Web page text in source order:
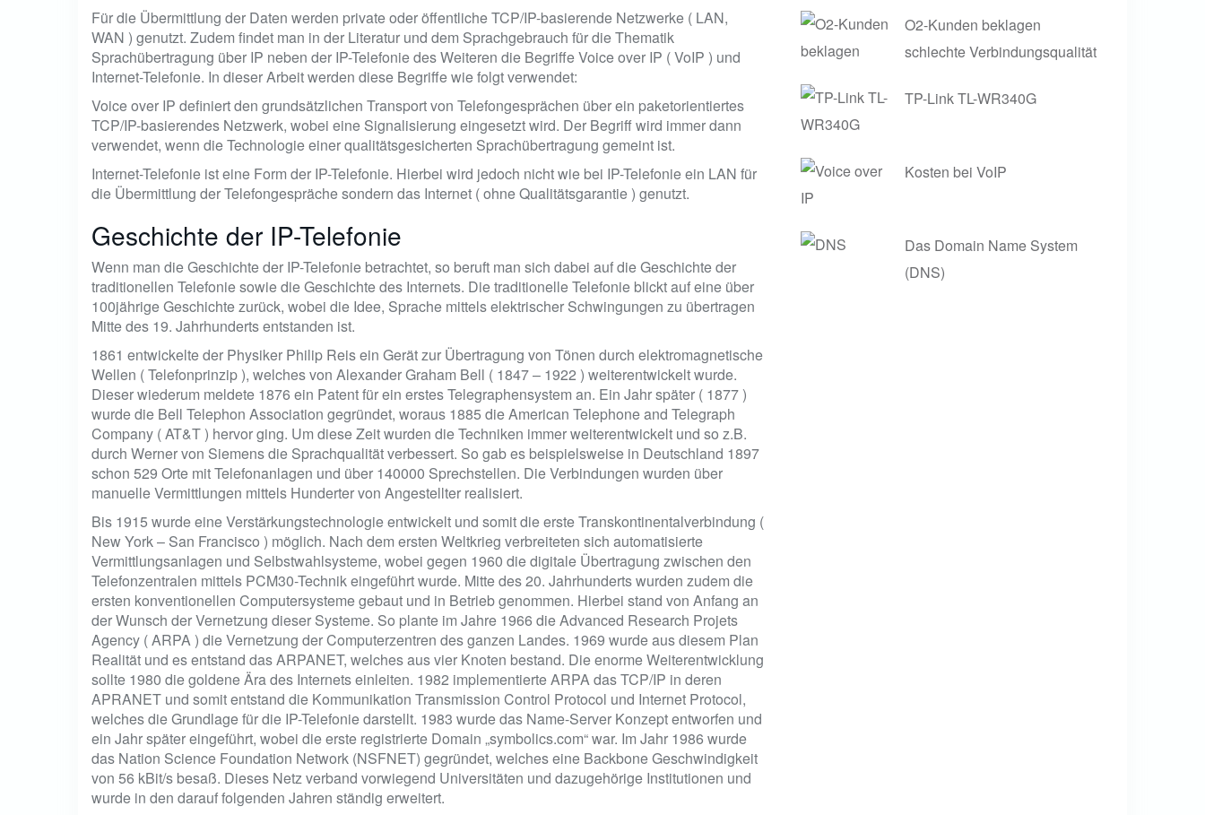
Für die Übermittlung der Daten werden private oder öffentliche TCP/IP-basierende Netzwerke ( LAN,
WAN ) genutzt. Zudem findet man in der Literatur und dem Sprachgebrauch für die Thematik
Sprachübertragung über IP neben der IP-Telefonie des Weiteren die Begriffe Voice over IP ( VoIP ) und
Internet-Telefonie. In dieser Arbeit werden diese Begriffe wie folgt verwendet:
Voice over IP definiert den grundsätzlichen Transport von Telefongesprächen über ein paketorientiertes
TCP/IP-basierendes Netzwerk, wobei eine Signalisierung eingesetzt wird. Der Begriff wird immer dann
verwendet, wenn die Technologie einer qualitätsgesicherten Sprachübertragung gemeint ist.
Internet-Telefonie ist eine Form der IP-Telefonie. Hierbei wird jedoch nicht wie bei IP-Telefonie ein LAN für
die Übermittlung der Telefongespräche sondern das Internet ( ohne Qualitätsgarantie ) genutzt.
Geschichte der IP-Telefonie
Wenn man die Geschichte der IP-Telefonie betrachtet, so beruft man sich dabei auf die Geschichte der
traditionellen Telefonie sowie die Geschichte des Internets. Die traditionelle Telefonie blickt auf eine über
100jährige Geschichte zurück, wobei die Idee, Sprache mittels elektrischer Schwingungen zu übertragen
Mitte des 19. Jahrhunderts entstanden ist.
1861 entwickelte der Physiker Philip Reis ein Gerät zur Übertragung von Tönen durch elektromagnetische
Wellen ( Telefonprinzip ), welches von Alexander Graham Bell ( 1847 – 1922 ) weiterentwickelt wurde.
Dieser wiederum meldete 1876 ein Patent für ein erstes Telegraphensystem an. Ein Jahr später ( 1877 )
wurde die Bell Telephon Association gegründet, woraus 1885 die American Telephone and Telegraph
Company ( AT&T ) hervor ging. Um diese Zeit wurden die Techniken immer weiterentwickelt und so z.B.
durch Werner von Siemens die Sprachqualität verbessert. So gab es beispielsweise in Deutschland 1897
schon 529 Orte mit Telefonanlagen und über 140000 Sprechstellen. Die Verbindungen wurden über
manuelle Vermittlungen mittels Hunderter von Angestellter realisiert.
Bis 1915 wurde eine Verstärkungstechnologie entwickelt und somit die erste Transkontinentalverbindung (
New York – San Francisco ) möglich. Nach dem ersten Weltkrieg verbreiteten sich automatisierte
Vermittlungsanlagen und Selbstwahlsysteme, wobei gegen 1960 die digitale Übertragung zwischen den
Telefonzentralen mittels PCM30-Technik eingeführt wurde. Mitte des 20. Jahrhunderts wurden zudem die
ersten konventionellen Computersysteme gebaut und in Betrieb genommen. Hierbei stand von Anfang an
der Wunsch der Vernetzung dieser Systeme. So plante im Jahre 1966 die Advanced Research Projets
Agency ( ARPA ) die Vernetzung der Computerzentren des ganzen Landes. 1969 wurde aus diesem Plan
Realität und es entstand das ARPANET, welches aus vier Knoten bestand. Die enorme Weiterentwicklung
sollte 1980 die goldene Ära des Internets einleiten. 1982 implementierte ARPA das TCP/IP in deren
APRANET und somit entstand die Kommunikation Transmission Control Protocol und Internet Protocol,
welches die Grundlage für die IP-Telefonie darstellt. 1983 wurde das Name-Server Konzept entworfen und
ein Jahr später eingeführt, wobei die erste registrierte Domain „symbolics.com“ war. Im Jahr 1986 wurde
das Nation Science Foundation Network (NSFNET) gegründet, welches eine Backbone Geschwindigkeit
von 56 kBit/s besaß. Dieses Netz verband vorwiegend Universitäten und dazugehörige Institutionen und
wurde in den darauf folgenden Jahren ständig erweitert.
O2-Kunden beklagen
schlechte Verbindungsqualität
TP-Link TL-WR340G
Kosten bei VoIP
Das Domain Name System
(DNS)